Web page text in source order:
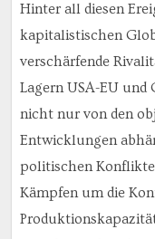
Hinter all diesen
kapitalistischen
verschärfende
Lagern USA-EU und
nicht nur von den
Entwicklungen
politischen
Kämpfen um die